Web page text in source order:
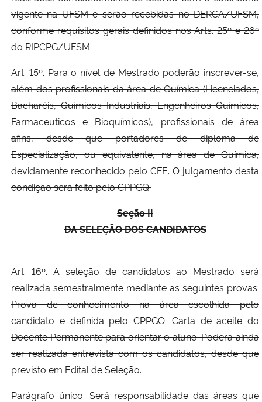
vigente na UFSM e serão recebidas no DERCA/UFSM,
conforme requisitos gerais definidos nos Arts. 25º e 26º
do RIPCPG/UFSM.
Art. 15º. Para o nível de Mestrado poderão inscrever-se,
além dos profissionais da área de Química (Licenciados,
Bacharéis, Químicos Industriais, Engenheiros Químicos,
Farmaceuticos e Bioquímicos), profissionais de área
afins, desde que portadores de diploma de
Especialização, ou equivalente, na área de Química,
devidamente reconhecido pelo CFE. O julgamento desta
condição será feito pelo CPPGQ.
Seção II
DA SELEÇÃO DOS CANDIDATOS
Art. 16º. A seleção de candidatos ao Mestrado será
realizada semestralmente mediante as seguintes provas:
Prova de conhecimento na área escolhida pelo
candidato e definida pelo CPPGO. Carta de aceite do
Docente Permanente para orientar o aluno. Poderá ainda
ser realizada entrevista com os candidatos, desde que
previsto em Edital de Seleção.
Parágrafo único. Será responsabilidade das áreas que